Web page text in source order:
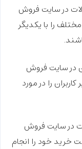
در سایت فروش
را با یکدیگر
در سایت فروش
را در مورد
در سایت فروش
خرید خود را انجام